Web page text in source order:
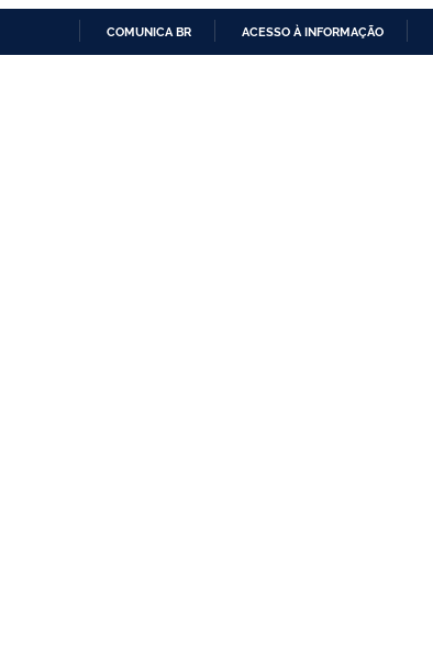
COMUNICA BR ACESSO À INFORMAÇÃO